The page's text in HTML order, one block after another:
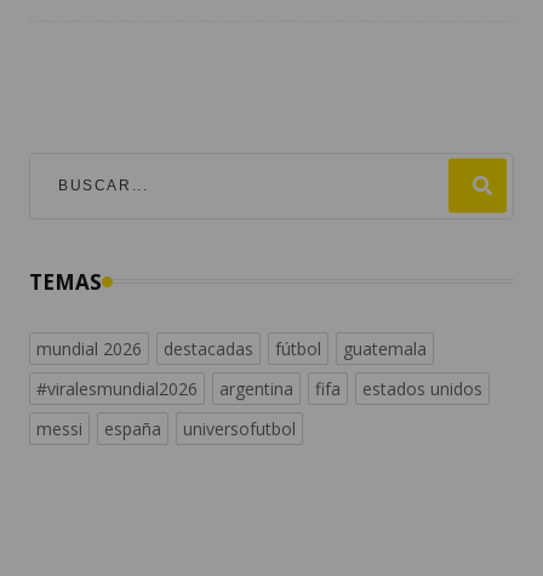
TEMAS
mundial 2026 destacadas fútbol
guatemala
#viralesmundial2026
argentina fifa
estados unidos
messi
españa universofutbol